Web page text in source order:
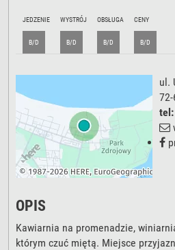
JEDZENIE
B/D
WYSTRÓJ
B/D
OBSŁUGA
B/D
CENY
B/D
ul.
tel:
OPIS
Kawiarnia na promenadzie,
którym czuć miętą. Miejsce